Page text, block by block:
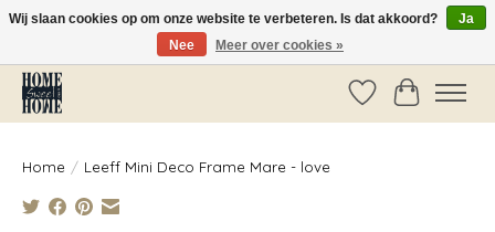
Vóór 14:00 besteld, dezelfde dag verzonden!
Verlanglijst
Home / Leeff Mini Deco Frame Mare - love
Wij slaan cookies op om onze website te verbeteren. Is dat akkoord?
Ja
Nee
Meer over cookies »